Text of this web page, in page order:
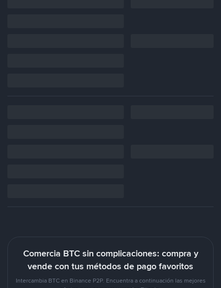
Comercia BTC sin complicaciones: compra y
vende con tus métodos de pago favoritos
Intercambia BTC en Binance P2P. Encuentra a continuación las mejores